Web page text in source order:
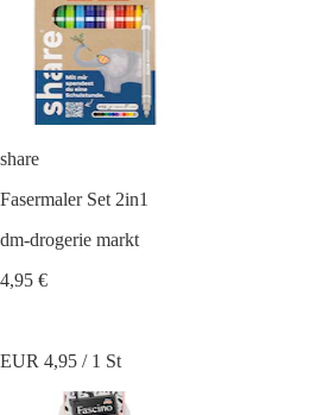
share
Fasermaler Set 2in1
dm-drogerie markt
4,95 €
EUR 4,95 / 1 St